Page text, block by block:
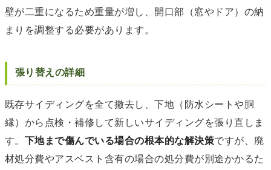
壁が二重になるため重量が増し、開口部（窓やドア）の納
まりを調整する必要があります。
張り替えの詳細
既存サイディングを全て撤去し、下地（防水シートや胴
縁）から点検・補修して新しいサイディングを張り直しま
す。 下地まで傷んでいる場合の根本的な解決策ですが、廃
材処分費やアスベスト含有の場合の処分費が別途かかるた